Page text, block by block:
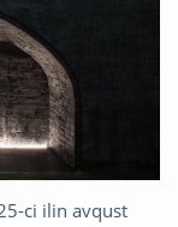
ci ilin avqust